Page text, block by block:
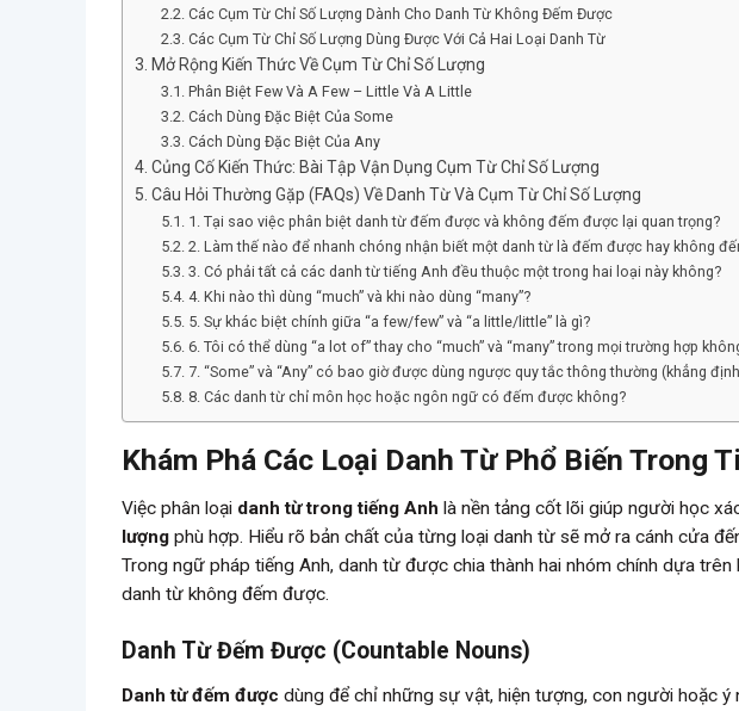
Các Cụm Từ Chỉ Số Lượng Dành Cho Danh Từ Không Đếm Được
Các Cụm Từ Chỉ Số Lượng Dùng Được Với Cả Hai Loại Danh Từ
Mở Rộng Kiến Thức Về Cụm Từ Chỉ Số Lượng
Phân Biệt Few Và A Few – Little Và A Little
Cách Dùng Đặc Biệt Của Some
Cách Dùng Đặc Biệt Của Any
Củng Cố Kiến Thức: Bài Tập Vận Dụng Cụm Từ Chỉ Số Lượng
Câu Hỏi Thường Gặp (FAQs) Về Danh Từ Và Cụm Từ Chỉ Số Lượng
1. Tại sao việc phân biệt danh từ đếm được và không đếm được lại quan trọng?
2. Làm thế nào để nhanh chóng nhận biết một danh từ là đếm được hay không
3. Có phải tất cả các danh từ tiếng Anh đều thuộc một trong hai loại này không?
4. Khi nào thì dùng “much” và khi nào dùng “many”?
5. Sự khác biệt chính giữa “a few/few” và “a little/little” là gì?
6. Tôi có thể dùng “a lot of” thay cho “much” và “many” trong mọi trường hợp
7. “Some” và “Any” có bao giờ được dùng ngược quy tắc thông thường (khẳng
8. Các danh từ chỉ môn học hoặc ngôn ngữ có đếm được không?
Khám Phá Các Loại Danh Từ Phổ Biến Trong
Việc phân loại danh từ trong tiếng Anh là nền tảng cốt lõi giúp người học
lượng phù hợp. Hiểu rõ bản chất của từng loại danh từ sẽ mở ra cánh cửa
Trong ngữ pháp tiếng Anh, danh từ được chia thành hai nhóm chính dựa
danh từ không đếm được.
Danh Từ Đếm Được (Countable Nouns)
Danh từ đếm được dùng để chỉ những sự vật, hiện tượng, con người hoặc